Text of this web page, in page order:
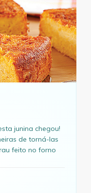
junina chegou!
de torná-las
feito no forno